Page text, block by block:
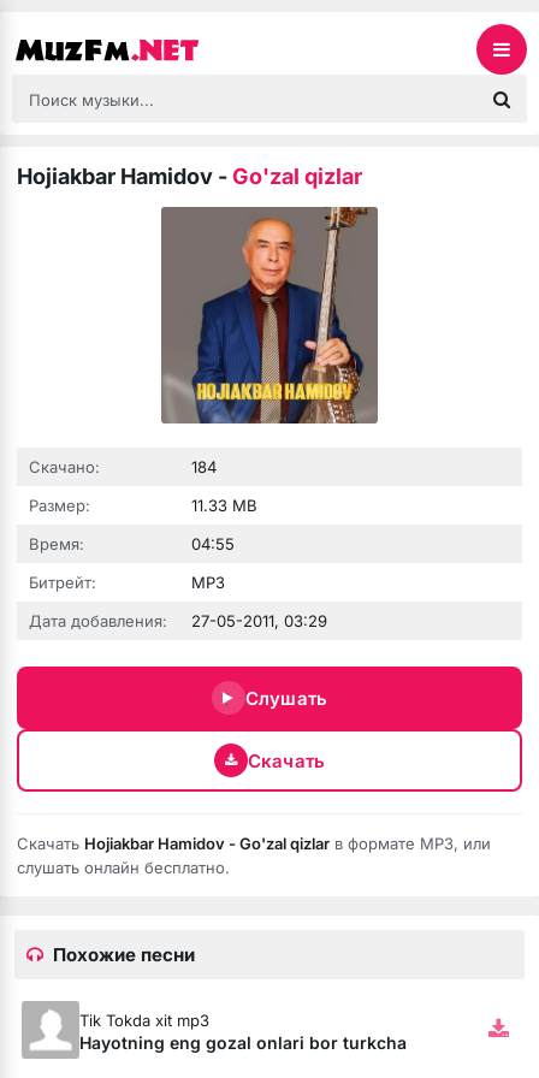
ни била
душа
Hojiakbar Hamidov -Go'zal qizlar
Скачано:
184
Размер:
11.33 MB
Время:
04:55
Битрейт:
MP3
Дата добавления:
27-05-2011, 03:29
Слушать
Скачать
Скачать Hojiakbar Hamidov - Go'zal qizlar в формате MP3, или
слушать онлайн бесплатно.
Похожие песни
Tik Tokda xit mp3
Hayotning eng gozal onlari bor turkcha